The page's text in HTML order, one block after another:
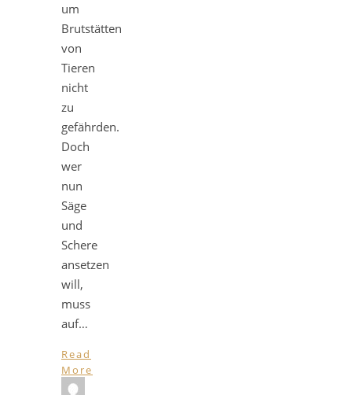
um
Brutstätten
von
Tieren
nicht
zu
gefährden.
Doch
wer
nun
Säge
und
Schere
ansetzen
will,
muss
auf…
Read
More